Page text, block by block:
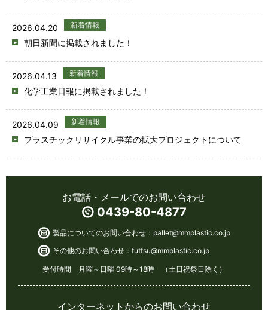
2026.04.20 新着情報
朝日新聞に掲載されました！
2026.04.13 新着情報
化学工業日報に掲載されました！
2026.04.09 新着情報
プラスチックリサイクル事業の拡大プロジェクトについて
お電話・メールでのお問い合わせ
0439-80-4877
製品についてのお問い合わせ： pallet@mmplastic.co.jp
その他のお問い合わせ： futtsu@mmplastic.co.jp
受付時間 月曜～日曜 09時～18時 （土日祝祭日除く）
インターネットからのお問い合わせ